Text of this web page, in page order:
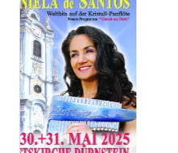
Previous